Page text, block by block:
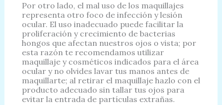
Por otro lado, el mal uso de los maquillajes
representa otro foco de infección y lesión
ocular. El uso inadecuado puede facilitar la
proliferación y crecimiento de bacterias
hongos que afectan nuestros ojos o vista; por
esta razón te recomendamos utilizar
maquillaje y cosméticos indicados para el área
ocular y no olvides lavar tus manos antes de
maquillarte; al retirar el maquillaje hazlo con el
producto adecuado sin tallar tus ojos para
evitar la entrada de partículas extrañas.